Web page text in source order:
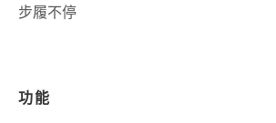
步履不停
功能